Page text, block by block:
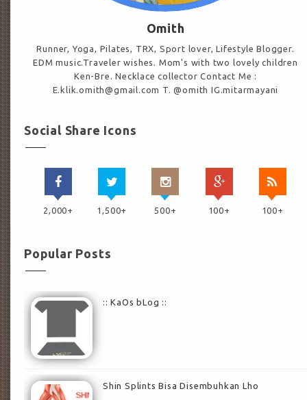
Omith
Runner, Yoga, Pilates, TRX, Sport lover, Lifestyle Blogger.
EDM music.Traveler wishes. Mom's with two lovely children
Ken-Bre. Necklace collector Contact Me :
E.klik.omith@gmail.com T. @omith IG.mitarmayani
Social Share Icons
2,000+ 1,500+ 500+ 100+ 100+
Popular Posts
:: KaOs bLog ::
Shin Splints Bisa Disembuhkan Lho